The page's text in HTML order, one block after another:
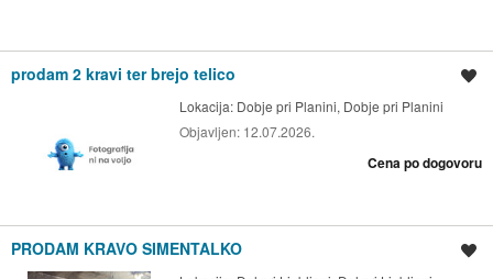
prodam 2 kravi ter brejo telico
Lokacija: Dobje pri Planini, Dobje pri Planini
Objavljen: 12.07.2026.
Cena po dogovoru
PRODAM KRAVO SIMENTALKO